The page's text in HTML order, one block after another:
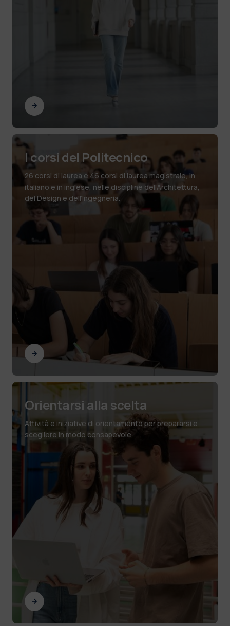
I corsi del Politecnico
26 corsi di laurea e 46 corsi di laurea magistrale, in
italiano e in inglese, nelle discipline dellArchitettura,
del Design e dell’Ingegneria.
Orientarsi alla scelta
Attività e iniziative di orientamento per prepararsi e
scegliere in modo consapevole